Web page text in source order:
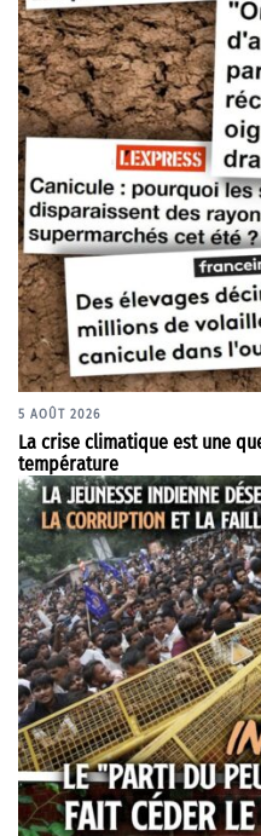
5 AOÛT 2026
La crise climatique est une
température